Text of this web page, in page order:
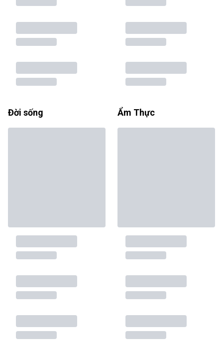
Đời sống Ẩm Thực